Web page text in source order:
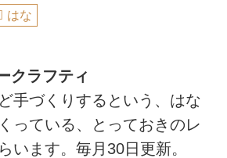
はな
クラフティ
手づくりするという、はな
っている、とっておきのレ
います。毎月30日更新。